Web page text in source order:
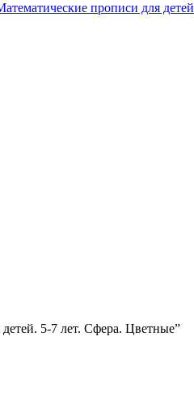
прописи для детей
5-7 лет. Сфера. Цветные”